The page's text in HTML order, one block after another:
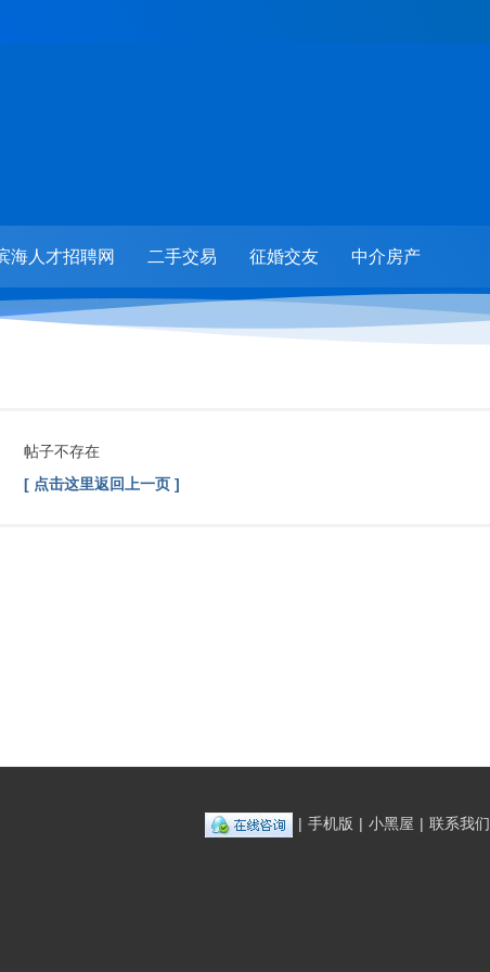
海人才招聘网 二手交易 征婚交友 中介房产
帖子不存在
[ 点击这里返回上一页 ]
| 手机版 | 小黑屋 | 联系我们